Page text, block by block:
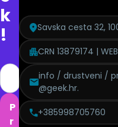
k
!
P
r
Savska cesta 32,
CRN 13879174 |
info / drustveni /
@geek.hr.
+385998705760